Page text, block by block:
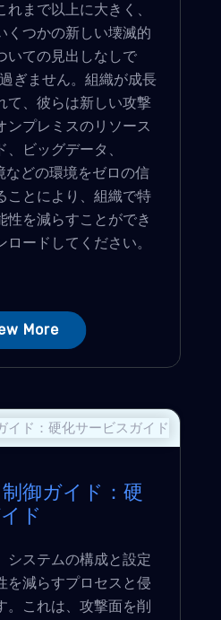
まで以上に大きく、
くつかの新しい壊滅的
いての見出しなしで
ぎません。組織が成長
て、彼らは新しい攻撃
ンプレミスのリソース
ビッグデータ、
どの環境をゼロの信
ことにより、組織で特
性を減らすことができ
ードしてください。
More
御ガイド：硬
ド
システムの構成と設定
を減らすプロセスと侵
。これは、攻撃面を削